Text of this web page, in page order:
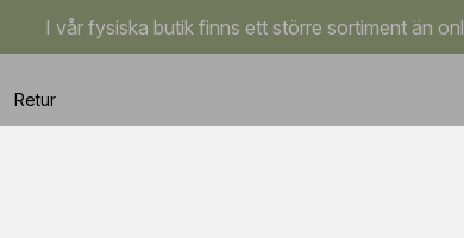
I vår fysiska butik finns ett större sortiment än
Retur